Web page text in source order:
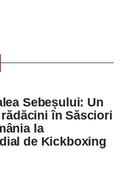
Sebeșului: Un
în Săsciori
la
de Kickboxing